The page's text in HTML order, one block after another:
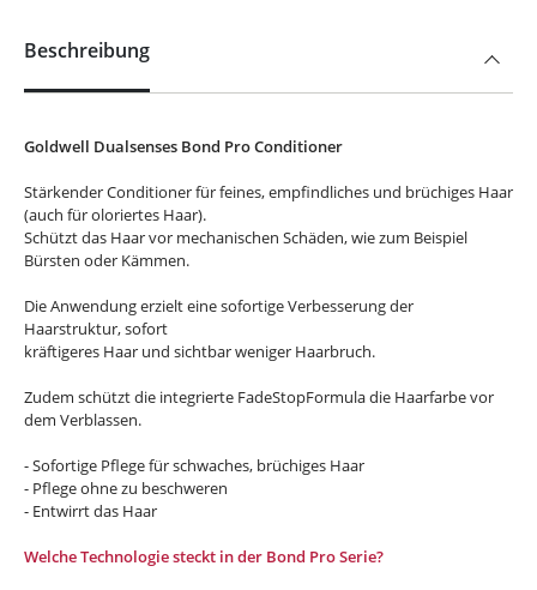
Beschreibung
Goldwell Dualsenses Bond Pro Conditioner
Stärkender Conditioner für feines, empfindliches und brüchiges Haar
(auch für oloriertes Haar).
Schützt das Haar vor mechanischen Schäden, wie zum Beispiel
Bürsten oder Kämmen.
Die Anwendung erzielt eine sofortige Verbesserung der
Haarstruktur, sofort
kräftigeres Haar und sichtbar weniger Haarbruch.
Zudem schützt die integrierte FadeStopFormula die Haarfarbe vor
dem Verblassen.
- Sofortige Pflege für schwaches, brüchiges Haar
- Pflege ohne zu beschweren
- Entwirrt das Haar
Welche Technologie steckt in der Bond Pro Serie?